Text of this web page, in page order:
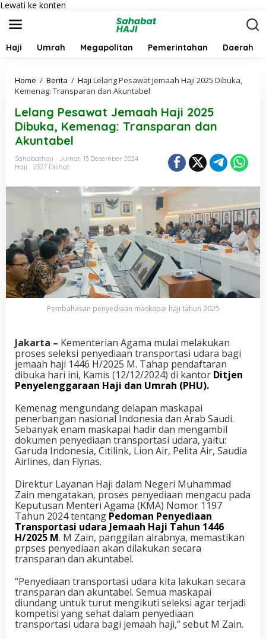
Lewati ke konten
Haji Umrah Megapolitan Pemerintahan Daerah
Home / Berita / Haji Lelang Pesawat Jemaah Haji 2025 Dibuka,
Kemenag: Transparan dan Akuntabel
Lelang Pesawat Jemaah Haji 2025
Dibuka, Kemenag: Transparan dan
Akuntabel
Sahabathaji
Jumat, 13 Desember 2024
Haji
2327 Dilihat
Pembahasan penyediaan maskapai haji tahun 2025
Jakarta – Kementerian Agama mulai melakukan
proses seleksi penyediaan transportasi udara bagi
jemaah haji 1446 H/2025 M. Tahap pendaftaran
dibuka hari ini, Kamis (12/12/2024) di kantor Ditjen
Penyelenggaraan Haji dan Umrah (PHU).
Kemenag mengundang delapan maskapai
penerbangan nasional Indonesia dan Arab Saudi.
Sebanyak enam maskapai hadir dan mengambil
dokumen penyediaan transportasi udara, yaitu:
Garuda Indonesia, Citilink, Lion Air, Pelita Air, Saudia
Airlines, dan Flynas.
Direktur Layanan Haji dalam Negeri Muhammad
Zain mengatakan, proses penyediaan mengacu pada
Keputusan Menteri Agama (KMA) Nomor 1197
Tahun 2024 tentang Pedoman Penyediaan
Transportasi udara Jemaah Haji Tahun 1446
H/2025 M. M Zain, panggilan alrabnya, memastikan
prpses penyediaan akan dilakukan secara
transparan dan akuntabel.
“Penyediaan transportasi udara kita lakukan secara
transparan dan akuntabel. Semua maskapai
diundang untuk turut mengikuti seleksi agar terjadi
kompetisi yang sehat dalam penyediaan
transportasi udara bagi jemaah haji,” sebut M Zain.